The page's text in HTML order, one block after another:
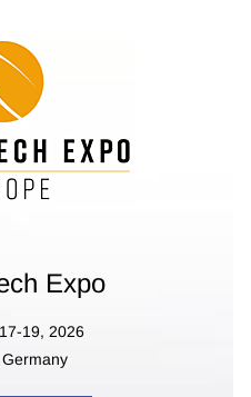
Expo
19, 2026